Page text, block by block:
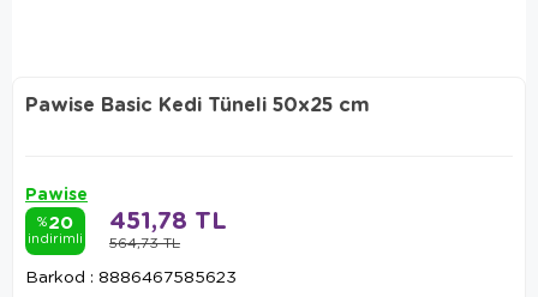
Pawise Basic Kedi Tüneli 50x25 cm
Pawise
%20
indirimli 564,73 TL
451,78 TL
Barkod : 8886467585623